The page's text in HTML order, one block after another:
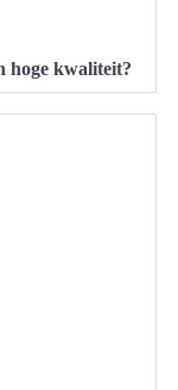
hoge kwaliteit?